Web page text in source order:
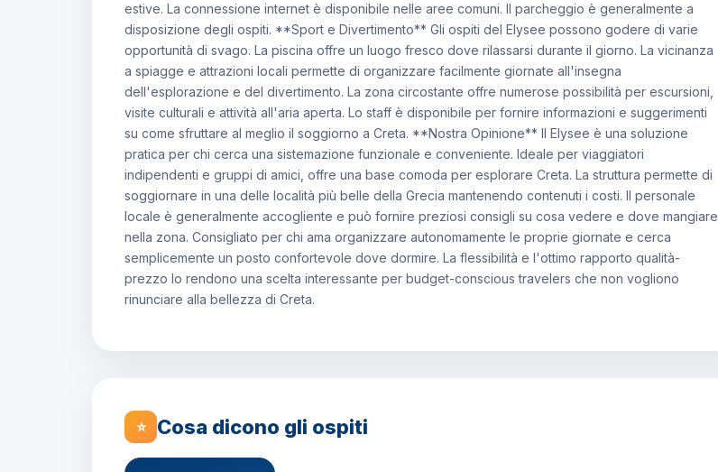
estive. La connessione internet è disponibile nelle aree comuni. Il parcheggio è generalmente a
disposizione degli ospiti. **Sport e Divertimento** Gli ospiti del Elysee possono godere di varie
opportunità di svago. La piscina offre un luogo fresco dove rilassarsi durante il giorno. La vicinanza
a spiagge e attrazioni locali permette di organizzare facilmente giornate all'insegna
dell'esplorazione e del divertimento. La zona circostante offre numerose possibilità per escursioni,
visite culturali e attività all'aria aperta. Lo staff è disponibile per fornire informazioni e suggerimenti
su come sfruttare al meglio il soggiorno a Creta. **Nostra Opinione** Il Elysee è una soluzione
pratica per chi cerca una sistemazione funzionale e conveniente. Ideale per viaggiatori
indipendenti e gruppi di amici, offre una base comoda per esplorare Creta. La struttura permette di
soggiornare in una delle località più belle della Grecia mantenendo contenuti i costi. Il personale
locale è generalmente accogliente e può fornire preziosi consigli su cosa vedere e dove mangiare
nella zona. Consigliato per chi ama organizzare autonomamente le proprie giornate e cerca
semplicemente un posto confortevole dove dormire. La flessibilità e l'ottimo rapporto qualità-
prezzo lo rendono una scelta interessante per budget-conscious travelers che non vogliono
rinunciare alla bellezza di Creta.
⭐ Cosa dicono gli ospiti